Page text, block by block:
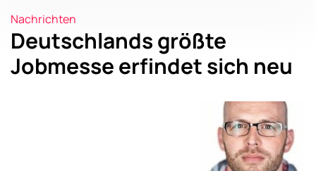
Nachrichten
Deutschlands größte
Jobmesse erfindet sich neu